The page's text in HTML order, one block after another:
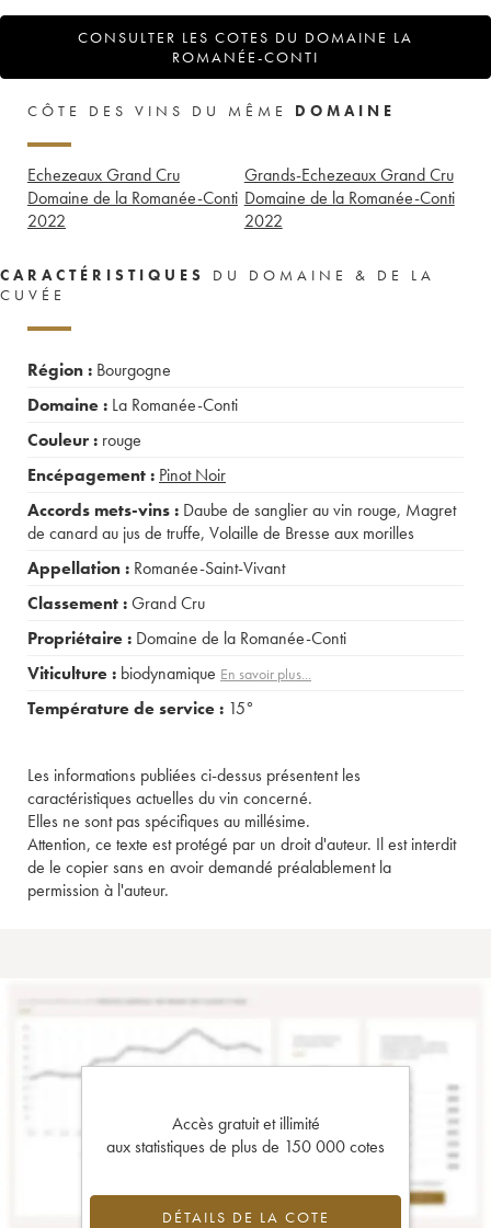
CONSULTER LES COTES DU DOMAINE LA
ROMANÉE-CONTI
CÔTE DES VINS DU MÊME DOMAINE
Echezeaux Grand Cru
Domaine de la Romanée-Conti
2022
Grands-Echezeaux Grand Cru
Domaine de la Romanée-Conti
2022
CARACTÉRISTIQUES
DU DOMAINE & DE LA
CUVÉE
Région : Bourgogne
Domaine : La Romanée-Conti
Couleur : rouge
Encépagement : Pinot Noir
Accords mets-vins : Daube de sanglier au vin rouge, Magret
de canard au jus de truffe, Volaille de Bresse aux morilles
Appellation : Romanée-Saint-Vivant
Classement :Grand Cru
Propriétaire : Domaine de la Romanée-Conti
Viticulture : biodynamique En savoir plus...
Température de service : 15°
Les informations publiées ci-dessus présentent les
caractéristiques actuelles du vin concerné.
Elles ne sont pas spécifiques au millésime.
Attention, ce texte est protégé par un droit d'auteur. Il est interdit
de le copier sans en avoir demandé préalablement la
permission à l'auteur.
Accès gratuit et illimité
aux statistiques de plus de 150 000 cotes
DÉTAILS DE LA COTE